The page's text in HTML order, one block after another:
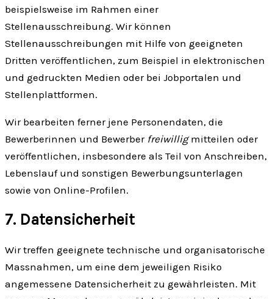
beispielsweise im Rahmen einer
Stellenausschreibung. Wir können
Stellenausschreibungen mit Hilfe von geeigneten
Dritten veröffentlichen, zum Beispiel in elektronischen
und gedruckten Medien oder bei Jobportalen und
Stellenplattformen.
Wir bearbeiten ferner jene Personendaten, die
Bewerberinnen und Bewerber freiwilligmitteilen oder
veröffentlichen, insbesondere als Teil von Anschreiben,
Lebenslauf und sonstigen Bewerbungsunterlagen
sowie von Online-Profilen.
7. Daten­sicherheit
Wir treffen geeignete technische und organisatorische
Mass­nahmen, um eine dem jeweiligen Risiko
angemessene Daten­sicherheit zu gewähr­leisten. Mit